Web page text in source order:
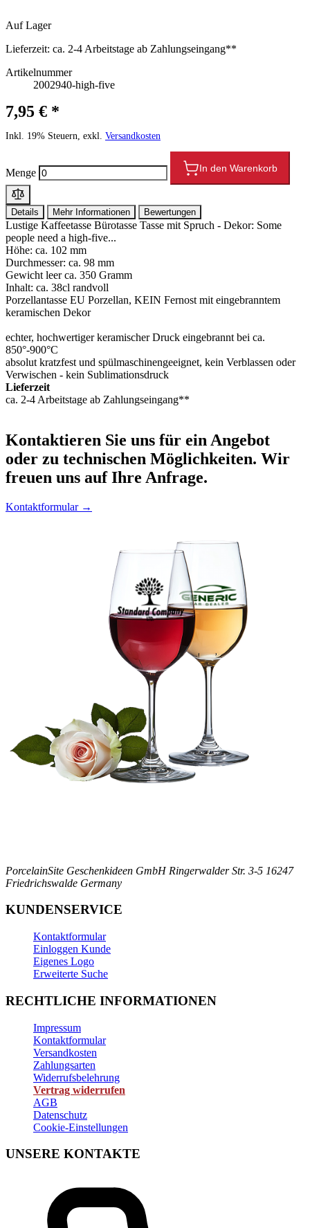
Auf Lager
Lieferzeit: ca. 2-4 Arbeitstage ab Zahlungseingang**
Artikelnummer
2002940-high-five
7,95 € *
Inkl. 19% Steuern, exkl. Versandkosten
Menge In den Warenkorb
Details Mehr Informationen Bewertungen
Lustige Kaffeetasse Bürotasse Tasse mit Spruch - Dekor: Some
people need a high-five...
Höhe: ca. 102 mm
Durchmesser: ca. 98 mm
Gewicht leer ca. 350 Gramm
Inhalt: ca. 38cl randvoll
Porzellantasse EU Porzellan, KEIN Fernost mit eingebranntem
keramischen Dekor
echter, hochwertiger keramischer Druck eingebrannt bei ca.
850°-900°C
absolut kratzfest und spülmaschinengeeignet, kein Verblassen oder
Verwischen - kein Sublimationsdruck
Lieferzeit
ca. 2-4 Arbeitstage ab Zahlungseingang**
Kontaktieren Sie uns für ein Angebot
oder zu technischen Möglichkeiten. Wir
freuen uns auf Ihre Anfrage.
Kontaktformular →
PorcelainSite Geschenkideen GmbH Ringerwalder Str. 3-5 16247
Friedrichswalde Germany
KUNDENSERVICE
Kontaktformular
Einloggen Kunde
Eigenes Logo
Erweiterte Suche
RECHTLICHE INFORMATIONEN
Impressum
Kontaktformular
Versandkosten
Zahlungsarten
Widerrufsbelehrung
Vertrag widerrufen
AGB
Datenschutz
Cookie-Einstellungen
UNSERE KONTAKTE